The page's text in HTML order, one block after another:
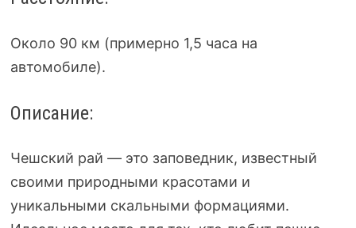
Около 90 км (примерно 1,5 часа на
автомобиле).
Описание:
Чешский рай — это заповедник, известный
своими природными красотами и
уникальными скальными формациями.